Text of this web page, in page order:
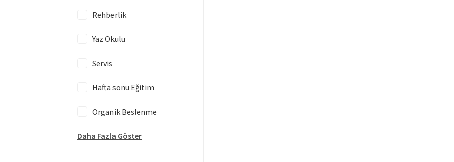
Rehberlik
Yaz Okulu
Servis
Hafta sonu Eğitim
Organik Beslenme
Daha Fazla Göster